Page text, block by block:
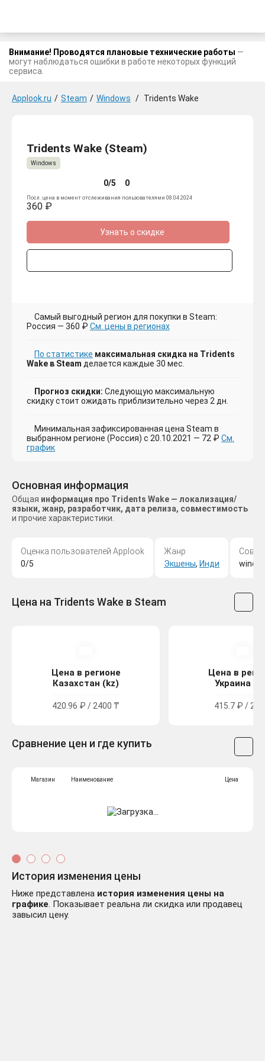
Внимание! Проводятся плановые технические работы —
могут наблюдаться ошибки в работе некоторых функций
сервиса.
Applook.ru / Steam / Windows / Tridents Wake
Tridents Wake (Steam)
Windows
0/5 0
Посл. цена в момент отслеживания пользователями 08.04.2024
360 ₽
Узнать о скидке
Самый выгодный регион для покупки в Steam:
Россия — 360 ₽ См. цены в регионах
По статистике максимальная скидка на Tridents
Wake в Steam делается каждые 30 мес.
Прогноз скидки: Следующую максимальную
скидку стоит ожидать приблизительно через 2 дн.
Минимальная зафиксированная цена Steam в
выбранном регионе (Россия) с 20.10.2021 — 72 ₽ См.
график
Основная информация
Общая информация про Tridents Wake — локализация/
языки, жанр, разработчик, дата релиза, совместимость
и прочие характеристики.
Оценка пользователей Applook
0/5
Жанр
Экшены, Инди
Цена на Tridents Wake в Steam
Цена в регионе
Казахстан (kz)
420.96 ₽ / 2400 ₸
Цена в
Украина
415.7 ₽ /
Сравнение цен и где купить
Магазин Наименование Цена
История изменения цены
Ниже представлена история изменения цены на
графике. Показывает реальна ли скидка или продавец
завысил цену.